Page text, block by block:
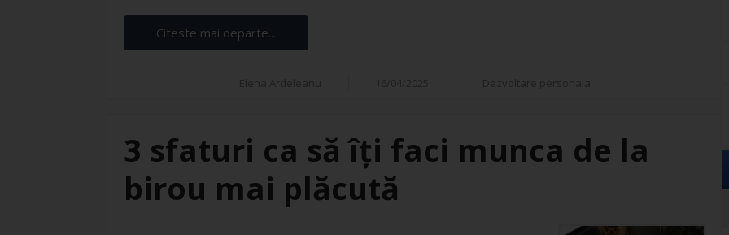
Citeste mai departe...
3 sfaturi ca să îți faci munca de la
birou mai plăcută